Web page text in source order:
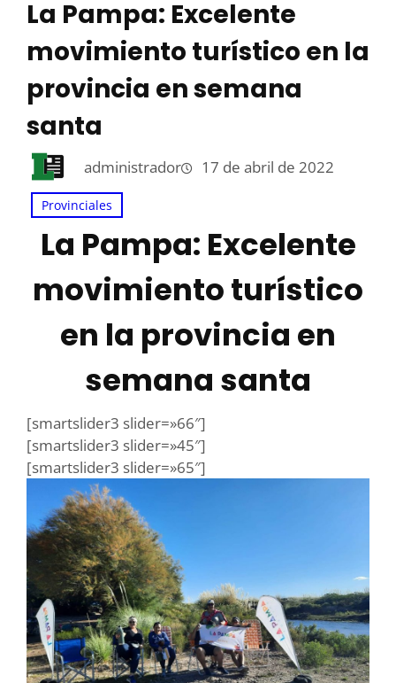
La Pampa: Excelente
movimiento turístico en la
provincia en semana
santa
administrador 17 de abril de 2022
Provinciales
La Pampa: Excelente
movimiento turístico
en la provincia en
semana santa
[smartslider3 slider=»66″]
[smartslider3 slider=»45″]
[smartslider3 slider=»65″]